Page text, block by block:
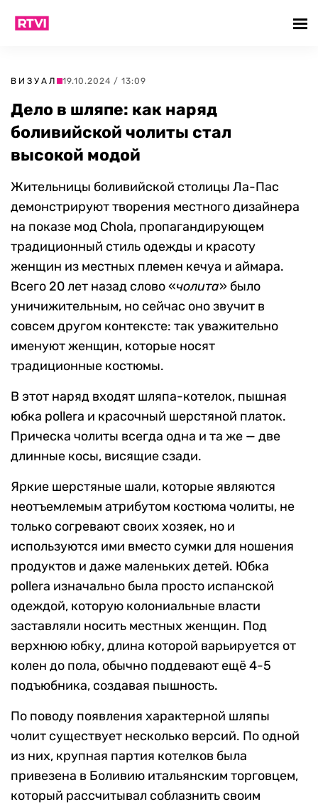
ВИЗУАЛ 19.10.2024 / 13:09
Дело в шляпе: как наряд
боливийской чолиты стал
высокой модой
Жительницы боливийской столицы Ла-Пас
демонстрируют творения местного дизайнера
на показе мод Chola, пропагандирующем
традиционный стиль одежды и красоту
женщин из местных племен кечуа и аймара.
Всего 20 лет назад слово «чолита» было
уничижительным, но сейчас оно звучит в
совсем другом контексте: так уважительно
именуют женщин, которые носят
традиционные костюмы.
В этот наряд входят шляпа-котелок, пышная
юбка pollera и красочный шерстяной платок.
Прическа чолиты всегда одна и та же — две
длинные косы, висящие сзади.
Яркие шерстяные шали, которые являются
неотъемлемым атрибутом костюма чолиты, не
только согревают своих хозяек, но и
используются ими вместо сумки для ношения
продуктов и даже маленьких детей. Юбка
pollera изначально была просто испанской
одеждой, которую колониальные власти
заставляли носить местных женщин. Под
верхнюю юбку, длина которой варьируется от
колен до пола, обычно поддевают ещё 4-5
подъюбника, создавая пышность.
По поводу появления характерной шляпы
чолит существует несколько версий. По одной
из них, крупная партия котелков была
привезена в Боливию итальянским торговцем,
который рассчитывал соблазнить своим